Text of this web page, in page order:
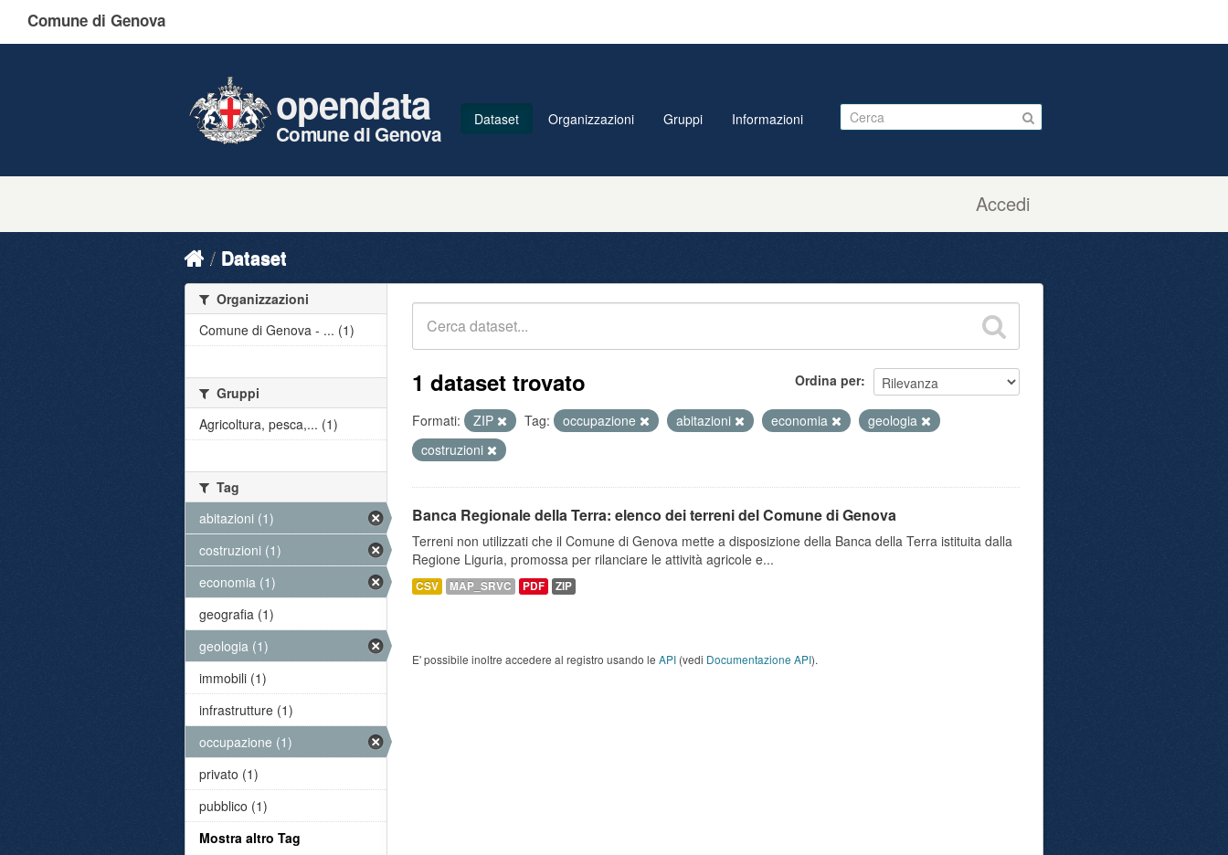
Comune di Genova
Accedi
opendata
Comune di Genova
Dataset Organizzazioni Gruppi Informazioni
Dataset
Ordina per
1 dataset trovato
Formati: ZIP Tag: occupazione abitazioni economia
geologia
costruzioni
Banca Regionale della Terra: elenco dei terreni del Comune di Genova
Terreni non utilizzati che il Comune di Genova mette a disposizione della Banca della Terra istituita dalla
Regione Liguria, promossa per rilanciare le attività agricole e...
CSV MAP_SRVC PDF ZIP
E' possibile inoltre accedere al registro usando le API (vedi Documentazione API).
Organizzazioni
Comune di Genova - ... (1)
Gruppi
Agricoltura, pesca,... (1)
Tag
abitazioni (1)
costruzioni (1)
economia (1)
geografia (1)
geologia (1)
immobili (1)
infrastrutture (1)
occupazione (1)
privato (1)
pubblico (1)
Mostra altro Tag